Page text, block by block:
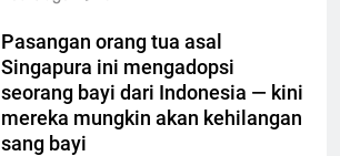
Pasangan orang tua asal
Singapura ini mengadopsi
seorang bayi dari Indonesia — kini
mereka mungkin akan kehilangan
sang bayi